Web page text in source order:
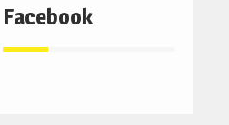
Facebook